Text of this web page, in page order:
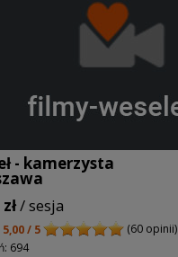
- kamerzysta
/ sesja
5,00 / 5
(60 opinii)
694